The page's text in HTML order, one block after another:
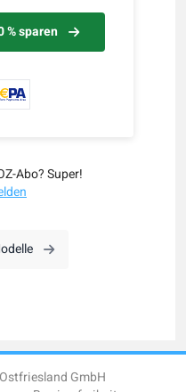
% sparen
Abo? Super!
GmbH